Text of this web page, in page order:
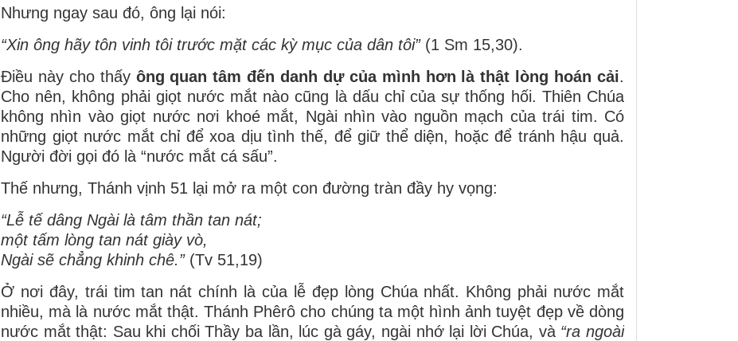
Nhưng ngay sau đó, ông lại nói:
“Xin ông hãy tôn vinh tôi trước mặt các kỳ mục của dân tôi” (1 Sm 15,30).
Điều này cho thấy ông quan tâm đến danh dự của mình hơn làthật lòng hoán cải.
Cho nên, không phải giọt nước mắt nào cũng là dấu chỉ của sự thống hối. Thiên Chúa
không nhìn vào giọt nước nơi khoé mắt, Ngài nhìn vào nguồn mạch của trái tim. Có
những giọt nước mắt chỉ để xoa dịu tình thế, để giữ thể diện, hoặc để tránh hậu quả.
Người đời gọi đó là “nước mắt cá sấu”.
Thế nhưng, Thánh vịnh 51 lại mở ra một con đường tràn đầy hy vọng:
“Lễ tế dâng Ngài là tâm thần tan nát;
một tấm lòng tan nát giày vò,
Ngài sẽ chẳng khinh chê.” (Tv 51,19)
Ở nơi đây, trái tim tan nát chính là của lễ đẹp lòng Chúa nhất. Không phải nước mắt
nhiều, mà là nước mắt thật. Thánh Phêrô cho chúng ta một hình ảnh tuyệt đẹp về dòng
nước mắt thật: Sau khi chối Thầy ba lần, lúc gà gáy, ngài nhớ lại lời Chúa, và “ra ngoài